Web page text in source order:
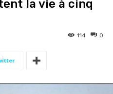
la vie à cinq
0
114